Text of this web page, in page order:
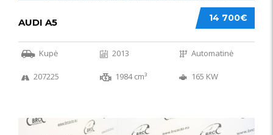
14 700€
AUDI A5
Kupė 2013 Automatinė
207225 1984 cm³ 165 KW